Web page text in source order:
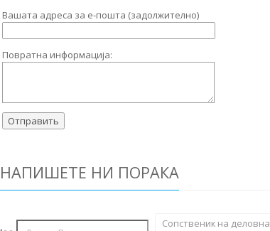
Вашата адреса за е-пошта (задолжително)
Повратна информација:
НАПИШЕТЕ НИ ПОРАКА
Сопственик на деловна